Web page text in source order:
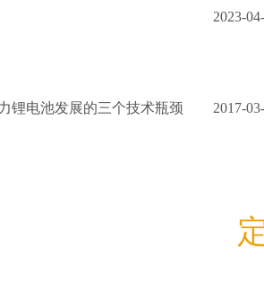
2023-
锂电池发展的三个技术瓶颈 2017-